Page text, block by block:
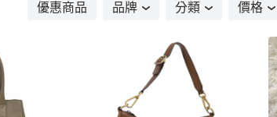
優惠商品 品牌 分類 價格